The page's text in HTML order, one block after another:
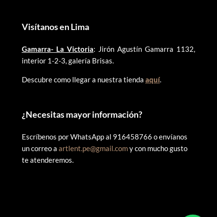
Visítanos en Lima
Gamarra- La Victoria: Jirón Agustín Gamarra 1132,
interior 1-2-3, galería Brisas.
Descubre como llegar a nuestra tienda aquí.
¿Necesitas mayor información?
Escríbenos por WhatsApp al 916458766 o envíanos
un correo a artlent.pe@gmail.comy con mucho gusto
te atenderemos.